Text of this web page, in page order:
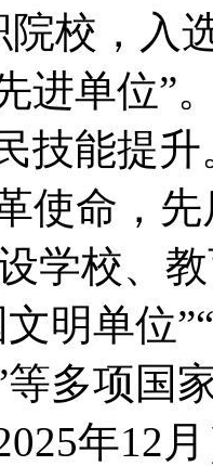
院校，入
进单位”
技能提升
使命，
学校、
明单位
多项国
年12